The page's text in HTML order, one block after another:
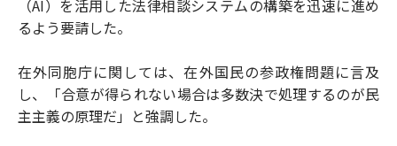
（AI）を活用した法律相談システムの構築を迅速に進め
るよう要請した。
在外同胞庁に関しては、在外国民の参政権問題に言及
し、「合意が得られない場合は多数決で処理するのが民
主主義の原理だ」と強調した。